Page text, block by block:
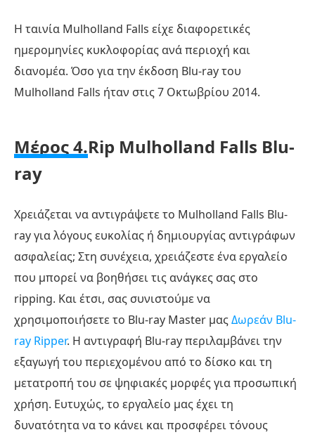
Η ταινία Mulholland Falls είχε διαφορετικές
ημερομηνίες κυκλοφορίας ανά περιοχή και
διανομέα. Όσο για την έκδοση Blu-ray του
Mulholland Falls ήταν στις 7 Οκτωβρίου 2014.
Μέρος 4.Rip Mulholland Falls Blu-
ray
Χρειάζεται να αντιγράψετε το Mulholland Falls Blu-
ray για λόγους ευκολίας ή δημιουργίας αντιγράφων
ασφαλείας; Στη συνέχεια, χρειάζεστε ένα εργαλείο
που μπορεί να βοηθήσει τις ανάγκες σας στο
ripping. Και έτσι, σας συνιστούμε να
χρησιμοποιήσετε το Blu-ray Master μαςΔωρεάν Blu-
ray Ripper. Η αντιγραφή Blu-ray περιλαμβάνει την
εξαγωγή του περιεχομένου από το δίσκο και τη
μετατροπή του σε ψηφιακές μορφές για προσωπική
χρήση. Ευτυχώς, το εργαλείο μας έχει τη
δυνατότητα να το κάνει και προσφέρει τόνους